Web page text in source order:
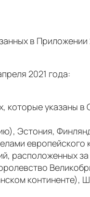
в
2021 года:
которые указаны в
Эстония,
европейского
расположенных
континенте),